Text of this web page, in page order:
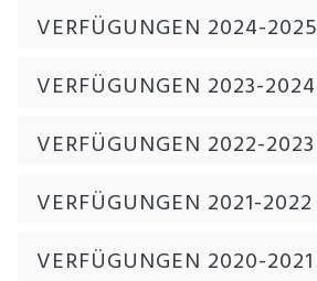
VERFÜGUNGEN 2024-2025
VERFÜGUNGEN 2023-2024
VERFÜGUNGEN 2022-2023
VERFÜGUNGEN 2021-2022
VERFÜGUNGEN 2020-2021